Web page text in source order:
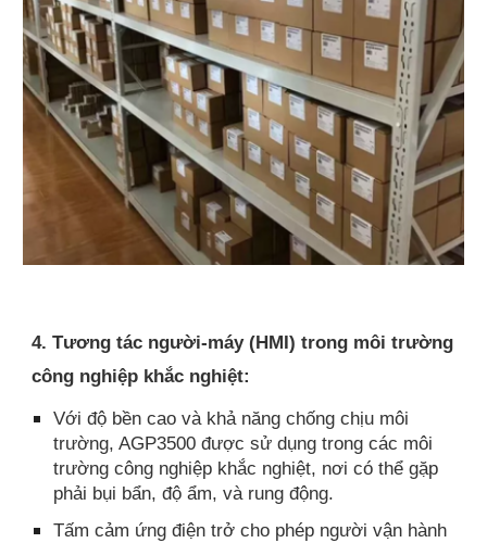
4. Tương tác người-máy (HMI) trong môi trường
công nghiệp khắc nghiệt:
Với độ bền cao và khả năng chống chịu môi
trường, AGP3500 được sử dụng trong các môi
trường công nghiệp khắc nghiệt, nơi có thể gặp
phải bụi bẩn, độ ẩm, và rung động.
Tấm cảm ứng điện trở cho phép người vận hành